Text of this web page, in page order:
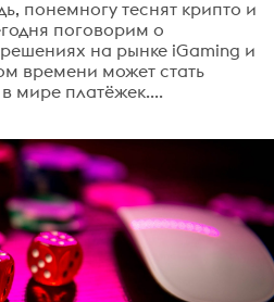
понемногу теснят крипто и
поговорим о
на рынке iGaming и
времени может стать
мире платёжек....